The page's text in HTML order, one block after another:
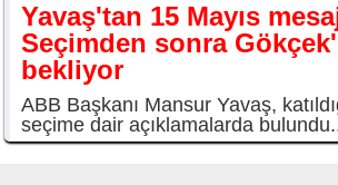
Yavaş'tan 15 Mayıs
Seçimden sonra
bekliyor
ABB Başkanı Mansur Yavaş,
seçime dair açıklamalarda